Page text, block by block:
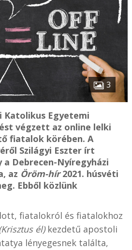
3
Katolikus Egyetemi
végzett az online lelki
fiatalok körében. A
Szilágyi Eszter írt
a Debrecen-Nyíregyházi
az Öröm-hír2021. húsvéti
Ebből közlünk
fiatalokról és fiatalokhoz
él)kezdetű apostoli
lényegesnek találta,